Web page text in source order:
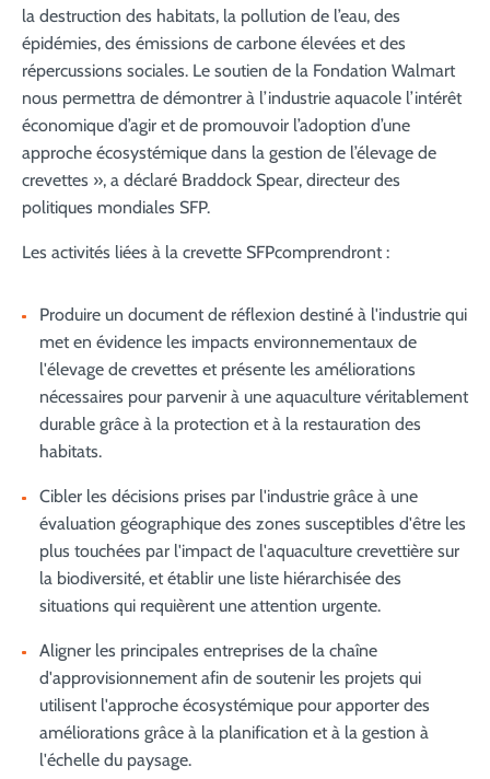
la destruction des habitats, la pollution de l’eau, des
épidémies, des émissions de carbone élevées et des
répercussions sociales. Le soutien de la Fondation Walmart
nous permettra de démontrer à l’industrie aquacole l’intérêt
économique d’agir et de promouvoir l’adoption d’une
approche écosystémique dans la gestion de l’élevage de
crevettes », a déclaré Braddock Spear, directeur des
politiques mondiales SFP.
Les activités liées à la crevette SFPcomprendront :
Produire un document de réflexion destiné à l'industrie qui
met en évidence les impacts environnementaux de
l'élevage de crevettes et présente les améliorations
nécessaires pour parvenir à une aquaculture véritablement
durable grâce à la protection et à la restauration des
habitats.
Cibler les décisions prises par l'industrie grâce à une
évaluation géographique des zones susceptibles d'être les
plus touchées par l'impact de l'aquaculture crevettière sur
la biodiversité, et établir une liste hiérarchisée des
situations qui requièrent une attention urgente.
Aligner les principales entreprises de la chaîne
d'approvisionnement afin de soutenir les projets qui
utilisent l'approche écosystémique pour apporter des
améliorations grâce à la planification et à la gestion à
l'échelle du paysage.